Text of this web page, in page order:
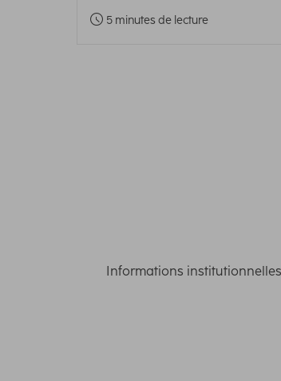
5 minutes de lecture
Informations institutionnelles